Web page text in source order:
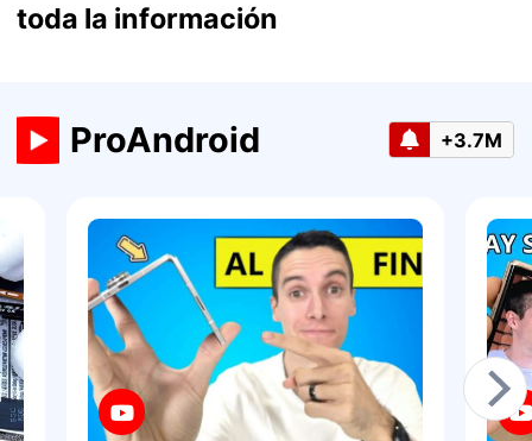
toda la información
ProAndroid +3.7M